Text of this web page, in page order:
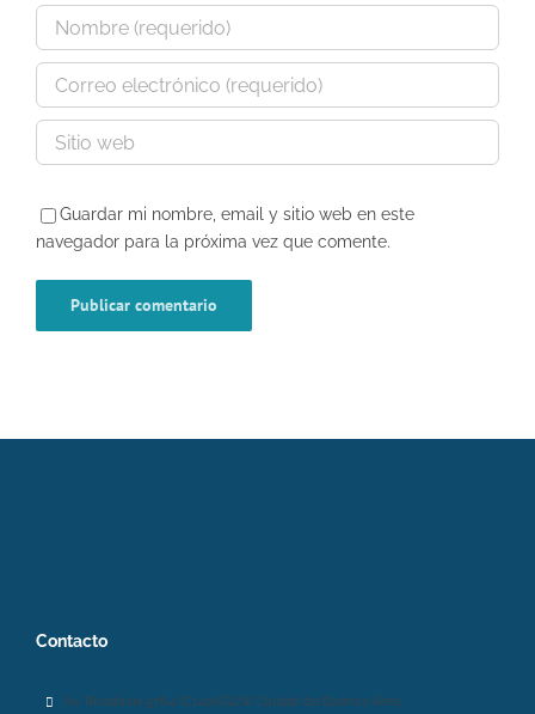
Guardar mi nombre, email y sitio web en este
navegador para la próxima vez que comente.
Contacto
Av. Rivadavia 5764 (C1406GLN) Ciudad de Buenos Aires.